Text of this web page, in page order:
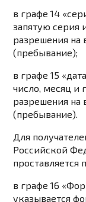
в графе 14
запятую серия
разрешения на
(пребывание);
в графе 15
число, месяц и
разрешения на
(пребывание).
Для
Российской
проставляется
в графе 16
указывается